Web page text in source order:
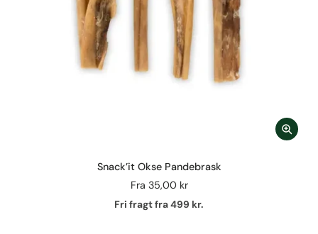
Snack’it Okse Pandebrask
Fra 35,00 kr
Fri fragt fra 499 kr.